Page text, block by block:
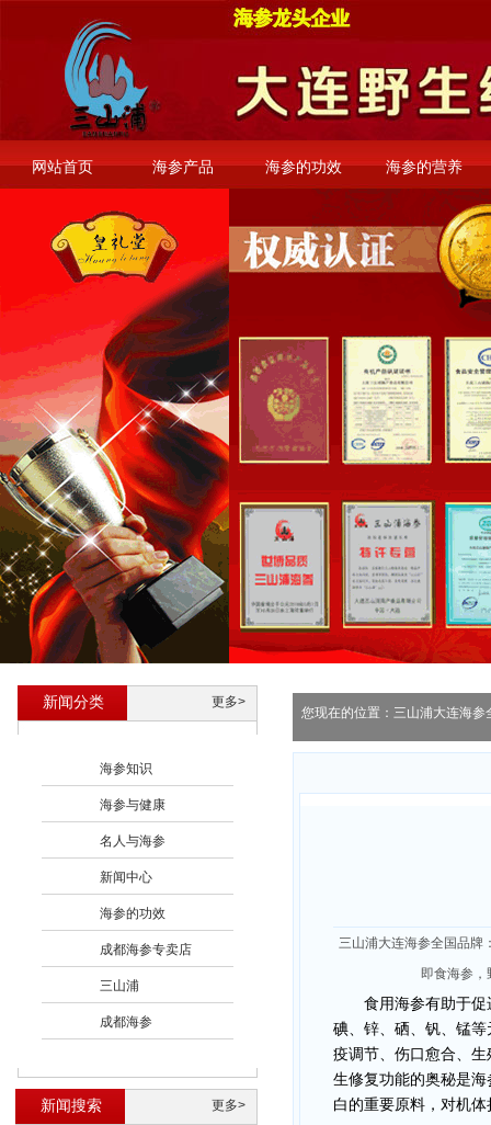
网站首页 海参产品 海参的功效 海参的营养
新闻搜索 更多>
您现在的位置： 三山浦大连海参
新闻分类 更多>
海参知识
海参与健康
名人与海参
新闻中心
海参的功效
成都海参专卖店
三山浦
成都海参
三山浦大连海参全国品牌
即食海参
食用海参有助于促进
碘、锌、硒、钒、锰
疫调节、伤口愈合、
生修复功能的奥秘是海
白的重要原料，对机